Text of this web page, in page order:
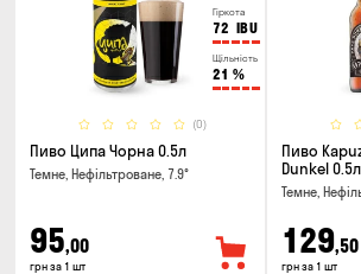
Гіркота
72 IBU
Щільність
21 %
(0)
Пиво Ципа Чорна 0.5л
Темне, Нефільтроване, 7.9°
95,00
грн за 1 шт
Пиво
Dunkel 0.5л
Темне,
129,50
грн за 1 шт